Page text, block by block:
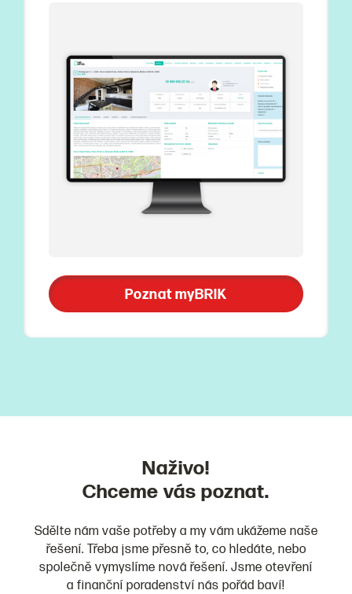
Poznat myBRIK
Naživo!
Chceme vás poznat.
Sdělte nám vaše potřeby a my vám ukážeme naše
řešení. Třeba jsme přesně to, co hledáte, nebo
společně vymyslíme nová řešení. Jsme otevření
a finanční poradenství nás pořád baví!